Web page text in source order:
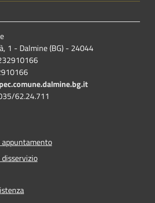
1 - Dalmine (BG) - 24044
62.24.711